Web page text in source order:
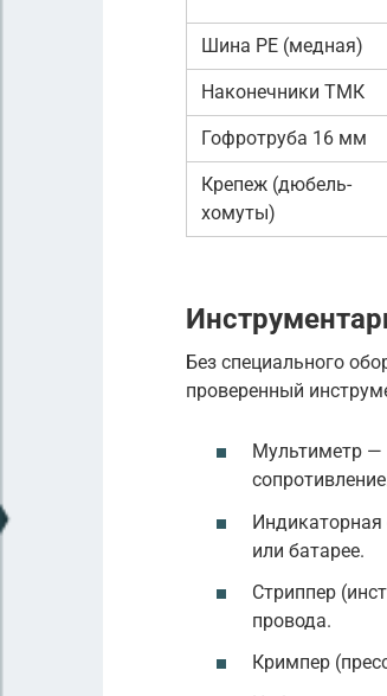
Шина PE (медная)
Наконечники ТМК
Гофротруба 16 мм
Крепеж (дюбель-
хомуты)
Без специального
проверенный
Мультиметр —
или батарее.
Стриппер
провода.
Кримпер